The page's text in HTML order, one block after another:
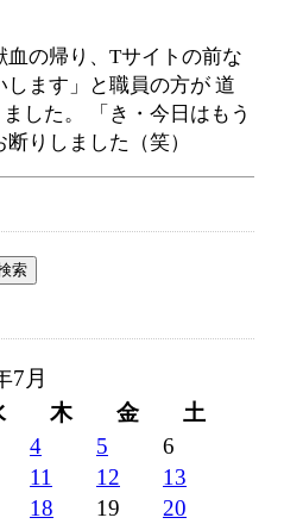
の帰り、Tサイトの前な
ます」と職員の方が 道
した。 「き・今日はもう
りしました（笑）
7月
木 金
土
4 5
6
11 12
13
18 19
20